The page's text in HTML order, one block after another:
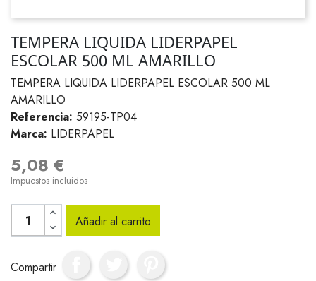
TEMPERA LIQUIDA LIDERPAPEL
ESCOLAR 500 ML AMARILLO
TEMPERA LIQUIDA LIDERPAPEL ESCOLAR 500 ML
AMARILLO
Referencia: 59195-TP04
Marca: LIDERPAPEL
5,08 €
Impuestos incluidos
Añadir al carrito
Compartir